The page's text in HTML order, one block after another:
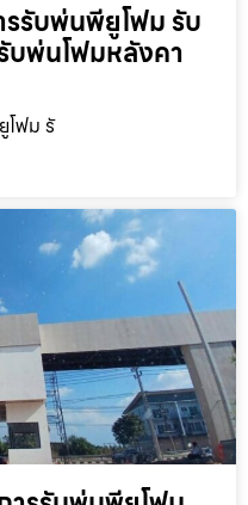
รับพ่นพียูโฟม รับ
พ่นโฟมหลังคา
ฟม รั